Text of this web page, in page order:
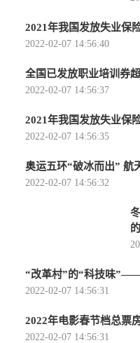
2021年我国发放失业保
2022-02-07 14:56:40
全国已发放职业培训券
2022-02-07 14:56:37
2021年我国发放失业保
2022-02-07 14:56:35
奥运五环“破冰而出” 航
2022-02-07 14:56:32
“改革村”的“科技味
2022-02-07 14:56:31
2022年电影春节档总票
2022-02-07 14:56:31